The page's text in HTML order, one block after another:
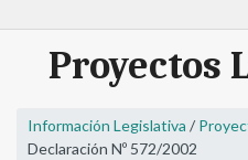
Proyectos
Información Legislativa /
Declaración Nº 572/2002